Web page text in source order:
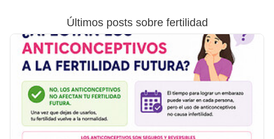
Últimos posts sobre fertilidad